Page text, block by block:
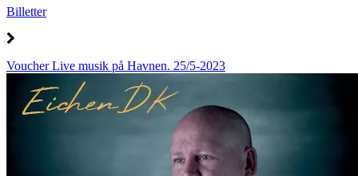
Billetter
Voucher Live musik på Havnen. 25/5-2023